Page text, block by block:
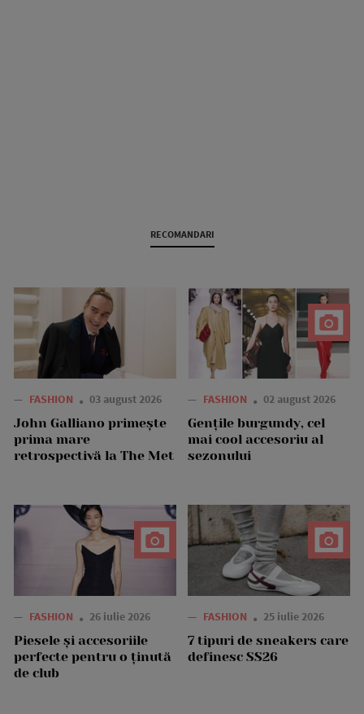
RECOMANDARI
— FASHION 03 august 2026
John Galliano primește
prima mare
retrospectivă la The Met
— FASHION 02 august 2026
Gențile burgundy, cel
mai cool accesoriu al
sezonului
— FASHION 26 iulie 2026
Piesele și accesoriile
perfecte pentru o ținută
de club
— FASHION 25 iulie 2026
7 tipuri de sneakers care
definesc SS26